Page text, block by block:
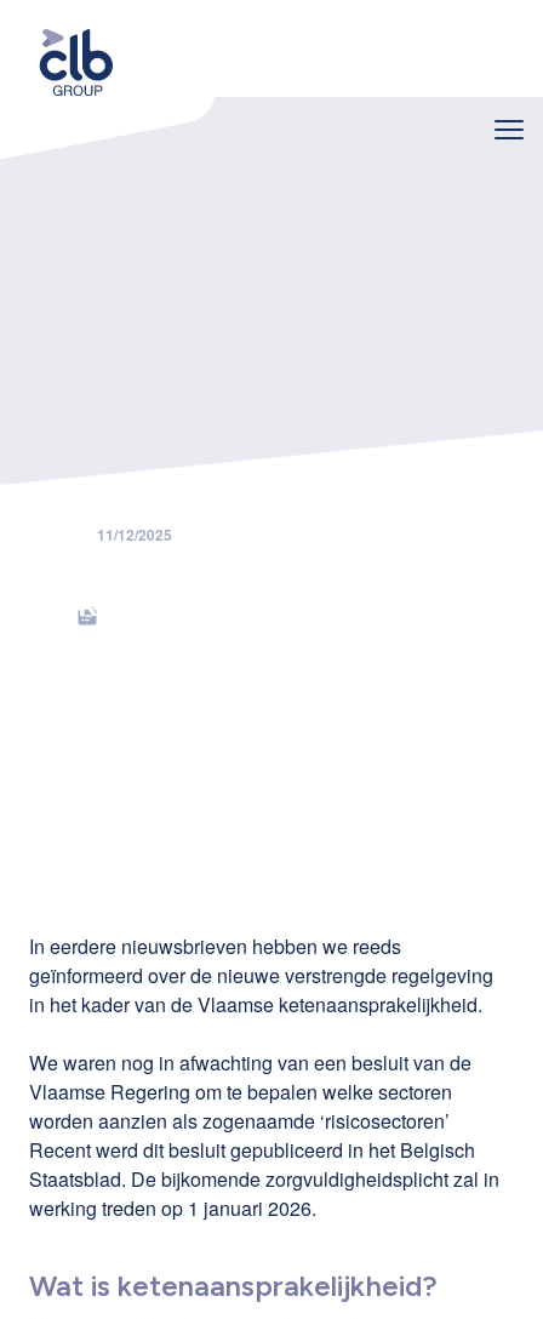
11/12/2025
ketenaansprakelijkheid:
nieuwe
In eerdere nieuwsbrieven hebben we reeds
geïnformeerd over de nieuwe verstrengde regelgeving
in het kader van de Vlaamse ketenaansprakelijkheid.
We waren nog in afwachting van een besluit van de
Vlaamse Regering om te bepalen welke sectoren
worden aanzien als zogenaamde ‘risicosectoren’
Recent werd dit besluit gepubliceerd in het Belgisch
Staatsblad. De bijkomende zorgvuldigheidsplicht zal in
werking treden op 1 januari 2026.
Wat is ketenaansprakelijkheid?